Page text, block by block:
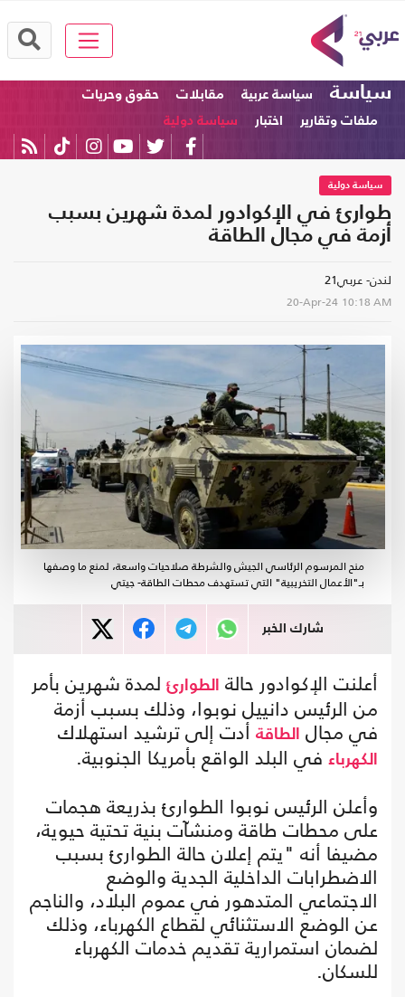
سياسة سياسة عربية مقابلات
حقوق وحريات
ملفات وتقارير
اختبار سياسة دولية
سياسة دولية
طوارئ في الإكوادور لمدة شهرين بسبب
أزمة في مجال الطاقة
لندن- عربي21
20-Apr-24 10:18 AM
منح المرسوم الرئاسي الجيش والشرطة صلاحيات واسعة، لمنع ما وصفها
بـ"الأعمال التخريبية" التي تستهدف محطات الطاقة- جيتي
شارك الخبر
أعلنت الإكوادور حالة الطوارئلمدة شهرين بأمر
من الرئيس دانييل نوبوا، وذلك بسبب أزمة
في مجال الطاقة أدت إلى ترشيد استهلاك
الكهرباء في البلد الواقع بأمريكا الجنوبية.
وأعلن الرئيس نوبوا الطوارئ بذريعة هجمات
على محطات طاقة ومنشآت بنية تحتية حيوية،
مضيفا أنه "يتم إعلان حالة الطوارئ بسبب
الاضطرابات الداخلية الجدية والوضع
الاجتماعي المتدهور في عموم البلاد، والناجم
عن الوضع الاستثنائي لقطاع الكهرباء، وذلك
لضمان استمرارية تقديم خدمات الكهرباء
للسكان.